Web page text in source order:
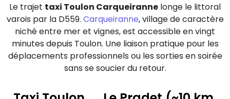
Le trajet taxi Toulon Carqueiranne longe le littoral
varois par la D559. Carqueiranne, village de caractère
niché entre mer et vignes, est accessible en vingt
minutes depuis Toulon. Une liaison pratique pour les
déplacements professionnels ou les sorties en soirée
sans se soucier du retour.